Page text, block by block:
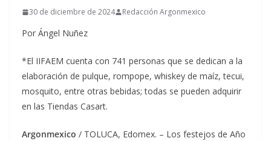
30 de diciembre de 2024 Redacción Argonmexico
Por Ángel Nuñez
*El IIFAEM cuenta con 741 personas que se dedican a la
elaboración de pulque, rompope, whiskey de maíz, tecui,
mosquito, entre otras bebidas; todas se pueden adquirir
en las Tiendas Casart.
Argonmexico / TOLUCA, Edomex. – Los festejos de Año